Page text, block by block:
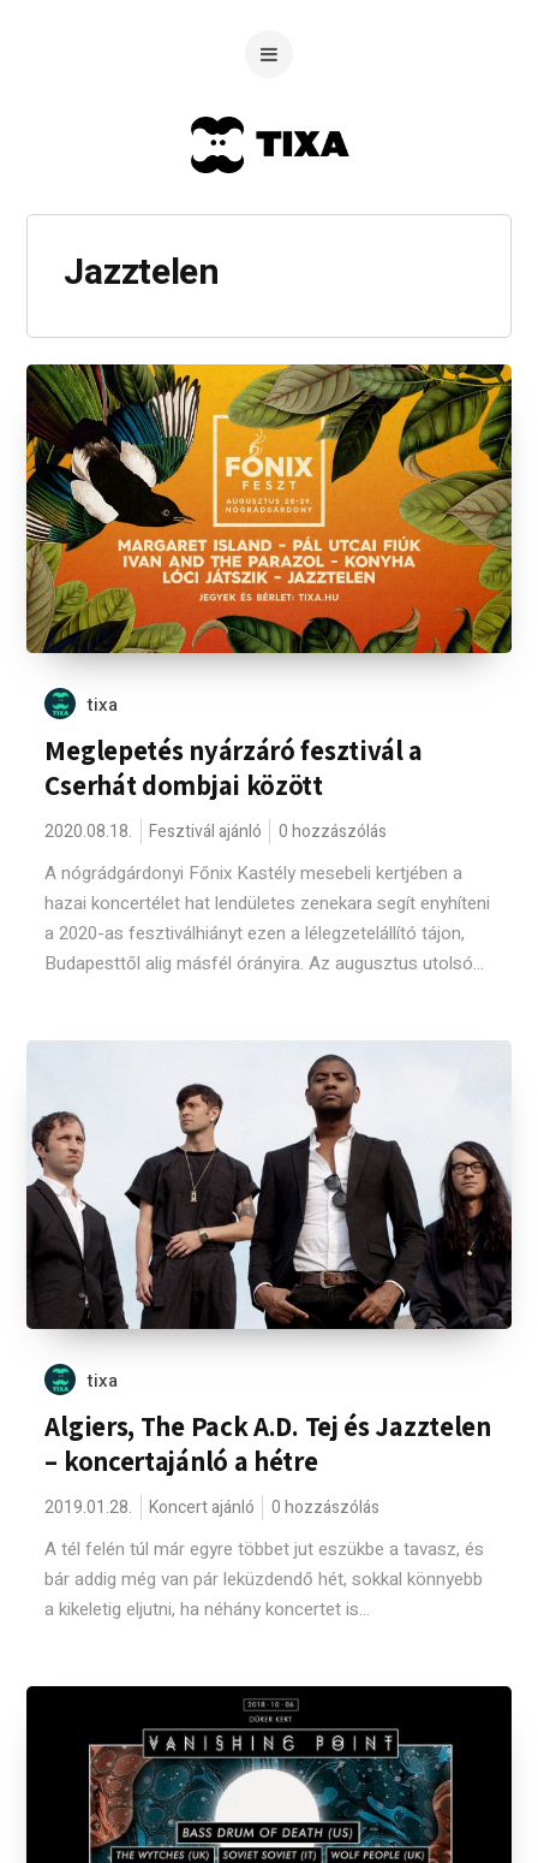
Jazztelen
tixa
Meglepetés nyárzáró fesztivál a
Cserhát dombjai között
2020.08.18. Fesztivál ajánló 0 hozzászólás
A nógrádgárdonyi Főnix Kastély mesebeli kertjében a
hazai koncertélet hat lendületes zenekara segít enyhíteni
a 2020-as fesztiválhiányt ezen a lélegzetelállító tájon,
Budapesttől alig másfél órányira. Az augusztus utolsó...
tixa
Algiers, The Pack A.D. Tej és Jazztelen
– koncertajánló a hétre
2019.01.28. Koncert ajánló 0 hozzászólás
A tél felén túl már egyre többet jut eszükbe a tavasz, és
bár addig még van pár leküzdendő hét, sokkal könnyebb
a kikeletig eljutni, ha néhány koncertet is...